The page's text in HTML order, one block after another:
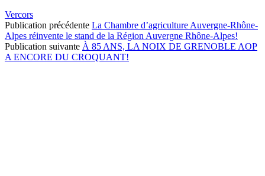
Vercors
Publication précédente La Chambre d’agriculture Auvergne-Rhône-
Alpes réinvente le stand de la Région Auvergne Rhône-Alpes!
Publication suivante À 85 ANS, LA NOIX DE GRENOBLE AOP
A ENCORE DU CROQUANT!